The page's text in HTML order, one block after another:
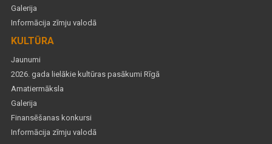
Galerija
Informācija zīmju valodā
KULTŪRA
Jaunumi
2026. gada lielākie kultūras pasākumi Rīgā
Amatiermāksla
Galerija
Finansēšanas konkursi
Informācija zīmju valodā